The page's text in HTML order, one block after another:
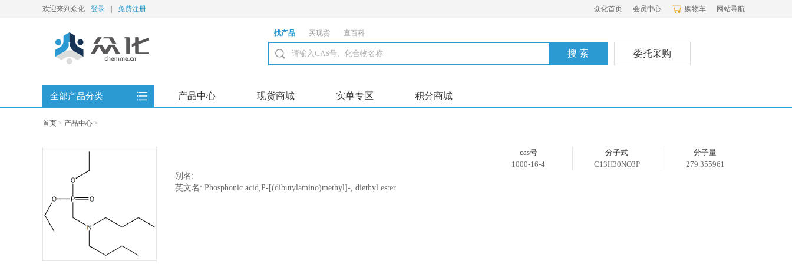
欢迎来到众化 登录 免费注册 众化首页 会员中心 购物车 网站导航
找产品 买现货 查百科
委托采购
全部产品分类 产品中心 现货商城 实单专区 积分商城
首页 > 产品中心 >
别名:
英文名: Phosphonic acid,P-[(dibutylamino)methyl]-, diethyl ester
cas号
1000-16-4
分子式
C13H30NO3P
分子量
279.355961